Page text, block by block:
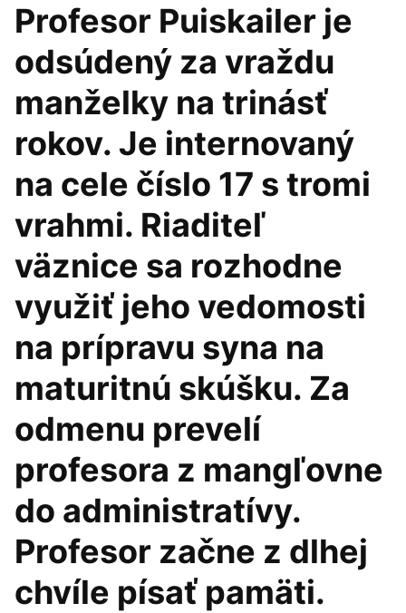
Profesor Puiskailer je
odsúdený za vraždu
manželky na trinásť
rokov. Je internovaný
na cele číslo 17 s tromi
vrahmi. Riaditeľ
väznice sa rozhodne
využiť jeho vedomosti
na prípravu syna na
maturitnú skúšku. Za
odmenu prevelí
profesora z mangľovne
do administratívy.
Profesor začne z dlhej
chvíle písať pamäti.